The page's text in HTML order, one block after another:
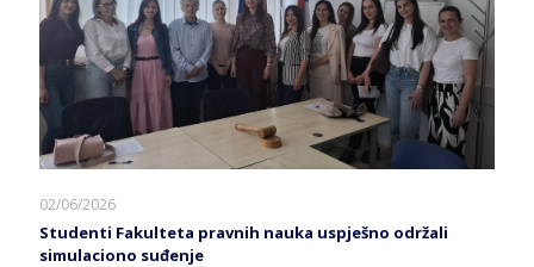
02/06/2026
Studenti Fakulteta pravnih nauka uspješno održali
simulaciono suđenje